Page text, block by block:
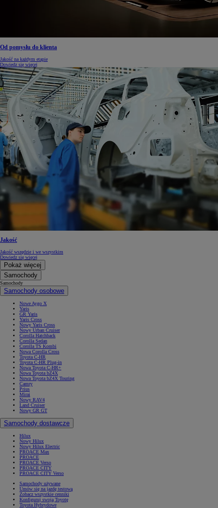
Od pomysłu do klienta
Jakość na każdym etapie
Dowiedz się więcej
Jakość
Jakość wszędzie i we wszystkim
Dowiedz się więcej
Pokaż więcej
Samochody
Samochody
Samochody osobowe
Nowe Aygo X
Yaris
GR Yaris
Yaris Cross
Nowy Yaris Cross
Nowy Urban Cruiser
Corolla Hatchback
Corolla Sedan
Corolla TS Kombi
Nowa Corolla Cross
Toyota C-HR
Toyota C-HR Plug-in
Nowa Toyota C-HR+
Nowa Toyota bZ4X
Nowa Toyota bZ4X Touring
Camry
Prius
Mirai
Nowy RAV4
Land Cruiser
Nowy GR GT
Samochody dostawcze
Hilux
Nowy Hilux
Nowy Hilux Electric
PROACE Max
PROACE
PROACE Verso
PROACE CITY
PROACE CITY Verso
Samochody używane
Umów się na jazdę testową
Zobacz wszystkie cenniki
Konfiguruj swoją Toyotę
Toyota Hybrydowe